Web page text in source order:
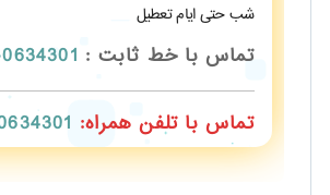
شب حتی ایام تعطیل
تماس با خط ثابت : 0634301-0996
تماس با تلفن همراه: 0996